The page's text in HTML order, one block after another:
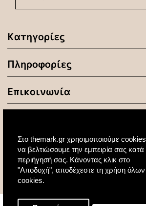
Στο themark.gr χρησιμοποιούμε
να βελτιώσουμε την εμπειρία σας κατά
περιήγησή σας. Κάνοντας κλικ στο
"Αποδοχή", αποδέχεστε τη χρήση
cookies.
Κατηγορίες
Πληροφορίες
Επικοινωνία
© 2020 All Rights Reserved.